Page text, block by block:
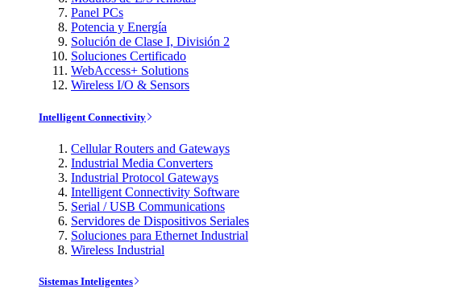
Panel PCs
Potencia y Energía
Solución de Clase I, División 2
Soluciones Certificado
WebAccess+ Solutions
Wireless I/O & Sensors
Intelligent Connectivity
Cellular Routers and Gateways
Industrial Media Converters
Industrial Protocol Gateways
Intelligent Connectivity Software
Serial / USB Communications
Servidores de Dispositivos Seriales
Soluciones para Ethernet Industrial
Wireless Industrial
Sistemas Inteligentes